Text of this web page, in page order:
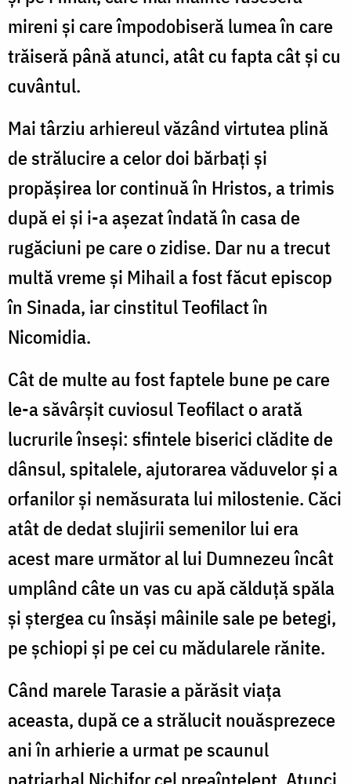
mireni şi care împodobiseră lumea în care
trăiseră până atunci, atât cu fapta cât şi cu
cuvântul.
Mai târziu arhiereul văzând virtutea plină
de strălucire a celor doi bărbaţi şi
propăşirea lor continuă în Hristos, a trimis
după ei şi i-a aşezat îndată în casa de
rugăciuni pe care o zidise. Dar nu a trecut
multă vreme şi Mihail a fost făcut episcop
în Sinada, iar cinstitul Teofilact în
Nicomidia.
Cât de multe au fost faptele bune pe care
le-a săvârşit cuviosul Teofilact o arată
lucrurile înseşi: sfintele biserici clădite de
dânsul, spitalele, ajutorarea văduvelor şi a
orfanilor şi nemăsurata lui milostenie. Căci
atât de dedat slujirii semenilor lui era
acest mare următor al lui Dumnezeu încât
umplând câte un vas cu apă călduţă spăla
şi ştergea cu însăşi mâinile sale pe betegi,
pe şchiopi şi pe cei cu mădularele rănite.
Când marele Tarasie a părăsit viaţa
aceasta, după ce a strălucit nouăsprezece
ani în arhierie a urmat pe scaunul